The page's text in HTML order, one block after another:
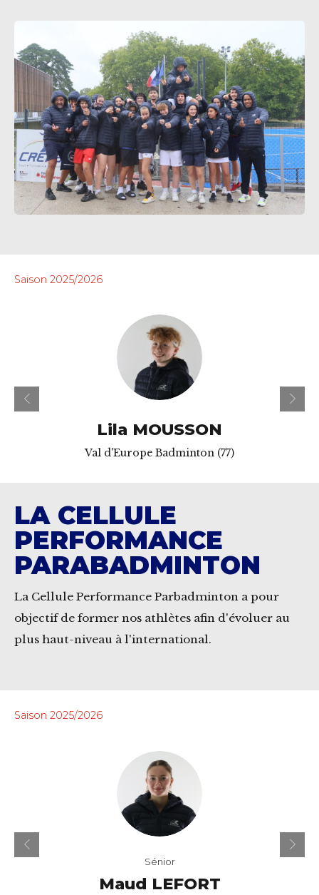
Saison 2025/2026
Lila MOUSSON
Val d'Europe Badminton (77)
LA CELLULE
PERFORMANCE
PARABADMINTON
La Cellule Performance Parbadminton a pour
objectif de former nos athlètes afin d'évoluer au
plus haut-niveau à l'international.
Saison 2025/2026
Sénior
Maud LEFORT